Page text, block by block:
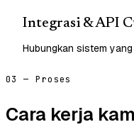
Integrasi & API
Hubungkan sistem
03 — Proses
Cara kerja